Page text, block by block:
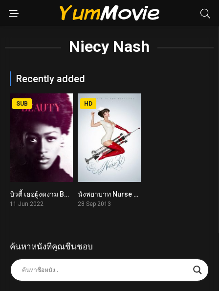
Niecy Nash
Recently added
7
SUB
บิวตี้ เธอผู้งดงาม Beauty (2022)
11 Jun 2022
4.5
HD
นังพยาบาท Nurse 3-D (2013)
28 Sep 2013
ค้นหาหนังที่คุณชื่นชอบ